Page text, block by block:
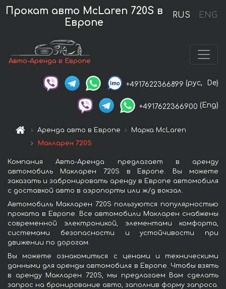
RUS ENG
Прокат авто McLaren 720S в
Европе
Авто-Аренда в Европе
+4917622366899 (рус, De)
+4917622366900 (Eng)
Аренда авто в Европе
Марка McLaren
Макларен 720S
Компания Авто-Аренда предлагает в аренду
автомобиль Макларен 720S в Европе. Вы можете
заказать и забронировать аренду в Европе автомобиля
с доставкой авто в аэропорты или ж/д вокзал.
Автомобиль Макларен 720S пользуются популярностью
проката в Европе. Все автомобили Макларен снабжены
современной электроникой, элементами комфорта,
системами безопасности и устойчивости при
движении по дорогам.
Вы можете ознакомиться с ценами и техническими
данными для аренды автомобиля в Европе. Чтобы взять
в аренду Макларен 720S, мы предлагаем Вам сделать
запрос на бронирование авто, заполнив форму запроса.